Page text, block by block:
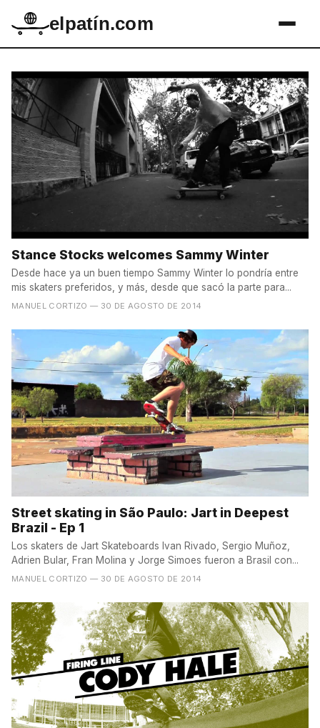
elpatín.com
Stance Stocks welcomes Sammy Winter
Desde hace ya un buen tiempo Sammy Winter lo pondría entre
mis skaters preferidos, y más, desde que sacó la parte para...
MANUEL CORTIZO — 30 DE AGOSTO DE 2014
Street skating in São Paulo: Jart in Deepest
Brazil - Ep 1
Los skaters de Jart Skateboards Ivan Rivado, Sergio Muñoz,
Adrien Bular, Fran Molina y Jorge Simoes fueron a Brasil con...
MANUEL CORTIZO — 30 DE AGOSTO DE 2014